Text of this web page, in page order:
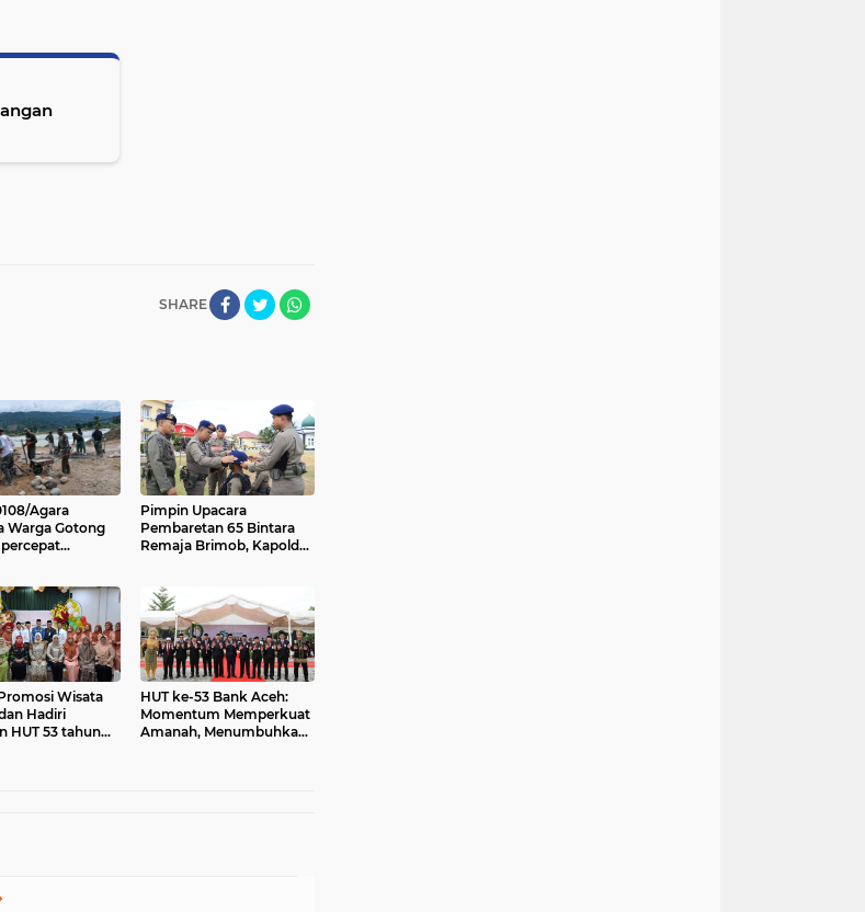
SHARE
Agara
Warga Gotong
Pimpin Upacara
Pembaretan 65 Bintara
Remaja Brimob, Kapolda
Wisata
Hadiri
HUT 53 tahun
HUT ke-53 Bank Aceh:
Momentum Memperkuat
Amanah, Menumbuhkan